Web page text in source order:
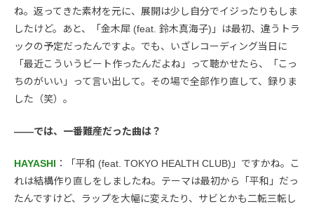
ね。返ってきた素材を元に、展開は少し自分でイジったりもしま
したけど。あと、「金木犀 (feat. 鈴木真海子)」は最初、違うトラ
ックの予定だったんですよ。でも、いざレコーディング当日に
「最近こういうビート作ったんだよね」って聴かせたら、「こっ
ちのがいい」って言い出して。その場で全部作り直して、録りま
した（笑）。
――では、一番難産だった曲は？
HAYASHI ：「平和 (feat. TOKYO HEALTH CLUB)」ですかね。こ
れは結構作り直しをしましたね。テーマは最初から「平和」だっ
たんですけど、ラップを大幅に変えたり、サビとかも二転三転し